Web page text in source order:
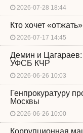
2026-07-28 18:44
Кто хочет
2026-07-17 14:45
Демин и Цагараев:
УФСБ КЧР
2026-06-26 10:03
Генпрокуратуру
Москвы
2026-06-26 10:00
Коррупционная